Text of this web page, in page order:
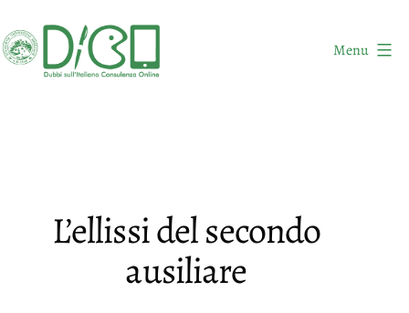
al
contenuto
Menu
L’ellissi del secondo
ausiliare